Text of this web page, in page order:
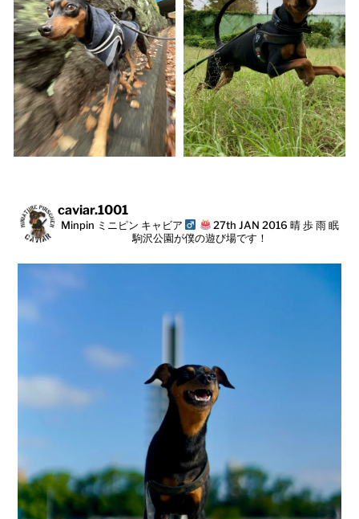
caviar.1001
Minpin ミニピン キャビア 27th JAN 2016 晴 歩 雨 眠
駒沢公園が僕の遊び場です！